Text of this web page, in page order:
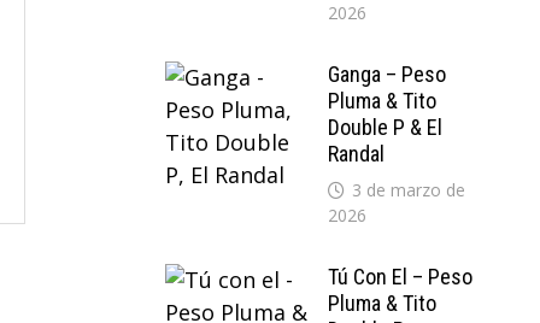
2026
Ganga – Peso
Pluma & Tito
Double P & El
Randal
3 de marzo de
2026
Tú Con El – Peso
Pluma & Tito